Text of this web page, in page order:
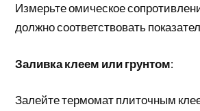
Измерьте омическое
должно соответствовать
Заливка клеем или грунтом:
Залейте термомат плиточным